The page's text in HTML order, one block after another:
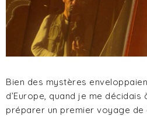
Bien des mystères
d’Europe, quand je me décidais
préparer un premier voyage de